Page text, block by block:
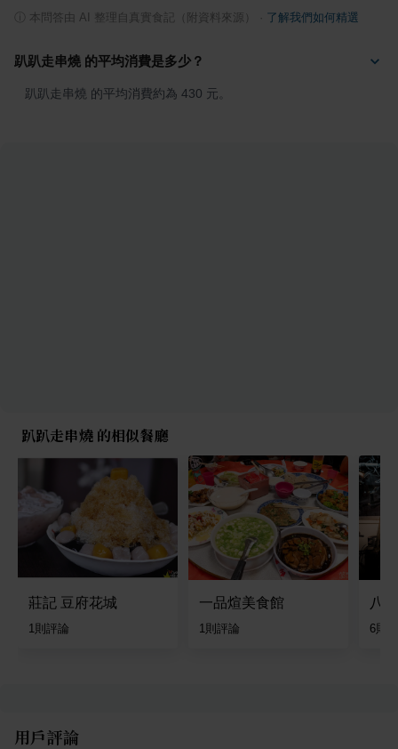
本問答由 AI 整理自真實食記（附資料來源） 了解我們如何精選
趴趴走串燒 的平均消費是多少？
趴趴走串燒 的平均消費約為 430 元。
趴趴走串燒 的相似餐廳
莊記 豆府花城
1則評論
一品煊美食館
1則評論
八
6則
用戶評論